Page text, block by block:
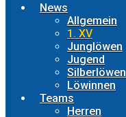
News
Allgemein
1. XV
Junglöwen
Jugend
Silberlöwen
Löwinnen
Teams
Herren